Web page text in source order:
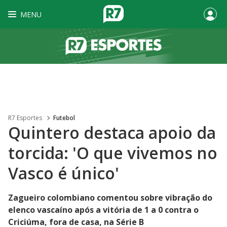
MENU
R7 Esportes Futebol
Quintero destaca apoio da
torcida: 'O que vivemos no
Vasco é único'
Zagueiro colombiano comentou sobre vibração do
elenco vascaíno após a vitória de 1 a 0 contra o
Criciúma, fora de casa, na Série B